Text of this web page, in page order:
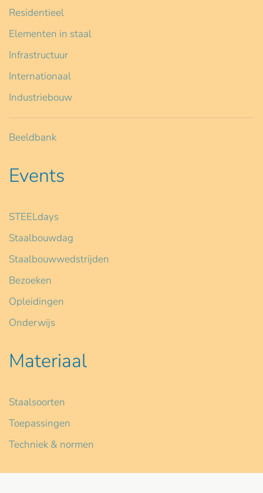
Residentieel
Elementen in staal
Infrastructuur
Internationaal
Industriebouw
Beeldbank
Events
STEELdays
Staalbouwdag
Staalbouwwedstrijden
Bezoeken
Opleidingen
Onderwijs
Materiaal
Staalsoorten
Toepassingen
Techniek & normen